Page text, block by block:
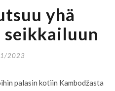
yhä
seikkailuun
2023
palasin kotiin Kambodžasta